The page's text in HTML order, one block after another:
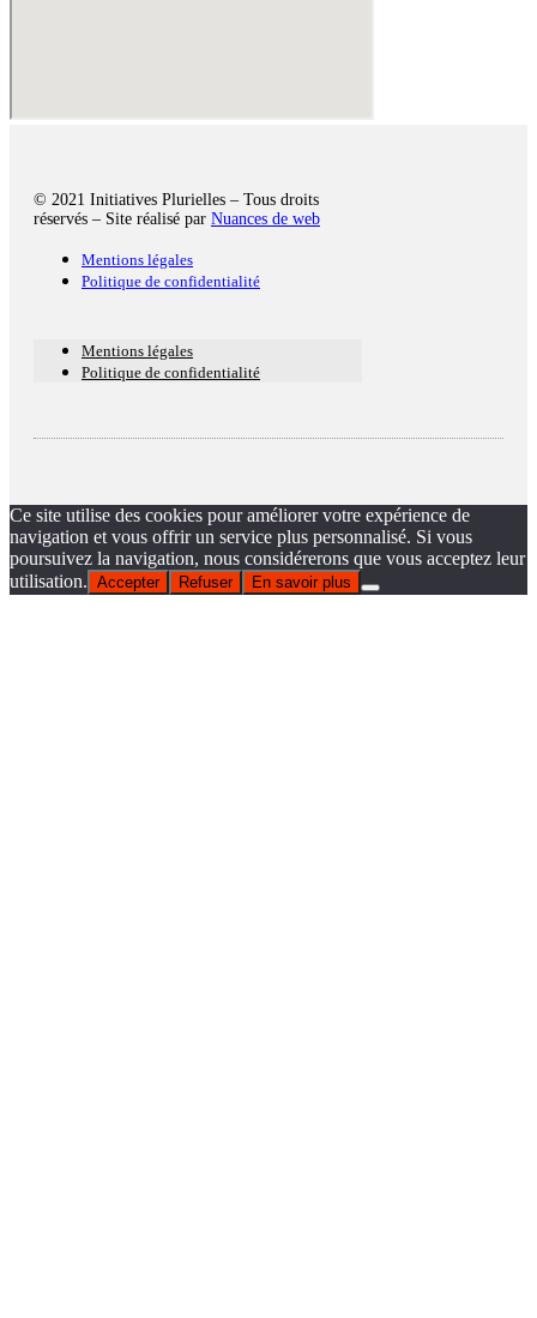
© 2021 Initiatives Plurielles – Tous droits
réservés – Site réalisé par Nuances de web
Mentions légales
Politique de confidentialité
Mentions légales
Politique de confidentialité
Ce site utilise des cookies pour améliorer votre expérience de
navigation et vous offrir un service plus personnalisé. Si vous
poursuivez la navigation, nous considérerons que vous acceptez leur
utilisation. Accepter Refuser En savoir plus